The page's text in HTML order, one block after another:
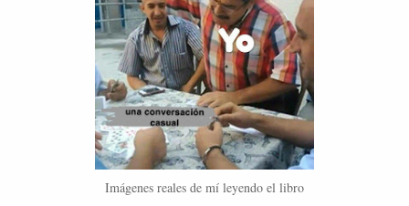
Imágenes reales de mí leyendo el libro